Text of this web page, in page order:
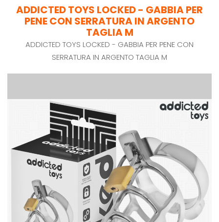
ADDICTED TOYS LOCKED - GABBIA PER
PENE CON SERRATURA IN ARGENTO
TAGLIA M
ADDICTED TOYS LOCKED - GABBIA PER PENE CON
SERRATURA IN ARGENTO TAGLIA M